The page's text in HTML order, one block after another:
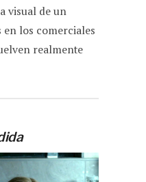
visual de un
los comerciales
realmente